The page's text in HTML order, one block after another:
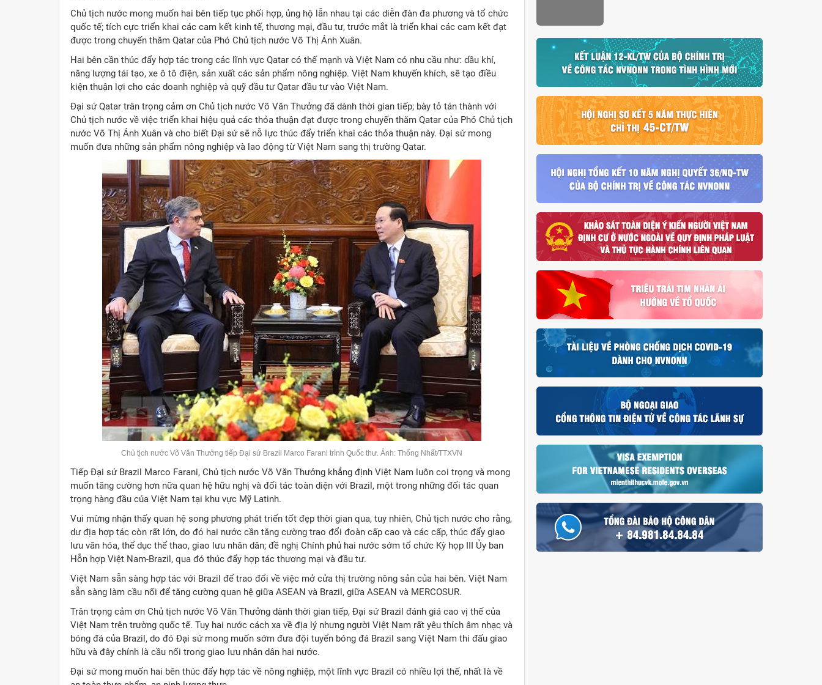
Chủ tịch nước mong muốn hai bên tiếp tục phối hợp, ủng hộ lẫn nhau tại các diễn đàn đa phương và tổ chức
quốc tế; tích cực triển khai các cam kết kinh tế, thương mại, đầu tư, trước mắt là triển khai các cam kết đạt
được trong chuyến thăm Qatar của Phó Chủ tịch nước Võ Thị Ánh Xuân.
Hai bên cần thúc đẩy hợp tác trong các lĩnh vực Qatar có thế mạnh và Việt Nam có nhu cầu như: dầu khí,
năng lượng tái tạo, xe ô tô điện, sản xuất các sản phẩm nông nghiệp. Việt Nam khuyến khích, sẽ tạo điều
kiện thuận lợi cho các doanh nghiệp và quỹ đầu tư Qatar đầu tư vào Việt Nam.
Đại sứ Qatar trân trọng cảm ơn Chủ tịch nước Võ Văn Thưởng đã dành thời gian tiếp; bày tỏ tán thành với
Chủ tịch nước về việc triển khai hiệu quả các thỏa thuận đạt được trong chuyến thăm Qatar của Phó Chủ tịch
nước Võ Thị Ánh Xuân và cho biết Đại sứ sẽ nỗ lực thúc đẩy triển khai các thỏa thuận này. Đại sứ mong
muốn đưa những sản phẩm nông nghiệp và lao động từ Việt Nam sang thị trường Qatar.
Chủ tịch nước Võ Văn Thưởng tiếp Đại sứ Brazil Marco Farani trình Quốc thư. Ảnh: Thống Nhất/TTXVN
Tiếp Đại sứ Brazil Marco Farani, Chủ tịch nước Võ Văn Thưởng khẳng định Việt Nam luôn coi trọng và mong
muốn tăng cường hơn nữa quan hệ hữu nghị và đối tác toàn diện với Brazil, một trong những đối tác quan
trọng hàng đầu của Việt Nam tại khu vực Mỹ Latinh.
Vui mừng nhận thấy quan hệ song phương phát triển tốt đẹp thời gian qua, tuy nhiên, Chủ tịch nước cho rằng,
dư địa hợp tác còn rất lớn, do đó hai nước cần tăng cường trao đổi đoàn cấp cao và các cấp, thúc đẩy giao
lưu văn hóa, thể dục thể thao, giao lưu nhân dân; đề nghị Chính phủ hai nước sớm tổ chức Kỳ họp III Ủy ban
Hỗn hợp Việt Nam-Brazil, qua đó thúc đẩy hợp tác thương mại và đầu tư.
Việt Nam sẵn sàng hợp tác với Brazil để trao đổi về việc mở cửa thị trường nông sản của hai bên. Việt Nam
sẵn sàng làm cầu nối để tăng cường quan hệ giữa ASEAN và Brazil, giữa ASEAN và MERCOSUR.
Trân trọng cảm ơn Chủ tịch nước Võ Văn Thưởng dành thời gian tiếp, Đại sứ Brazil đánh giá cao vị thế của
Việt Nam trên trường quốc tế. Tuy hai nước cách xa về địa lý nhưng người Việt Nam rất yêu thích âm nhạc và
bóng đá của Brazil, do đó Đại sứ mong muốn sớm đưa đội tuyển bóng đá Brazil sang Việt Nam thi đấu giao
hữu và đây chính là cầu nối trong giao lưu nhân dân hai nước.
Đại sứ mong muốn hai bên thúc đẩy hợp tác về nông nghiệp, một lĩnh vực Brazil có nhiều lợi thế, nhất là về